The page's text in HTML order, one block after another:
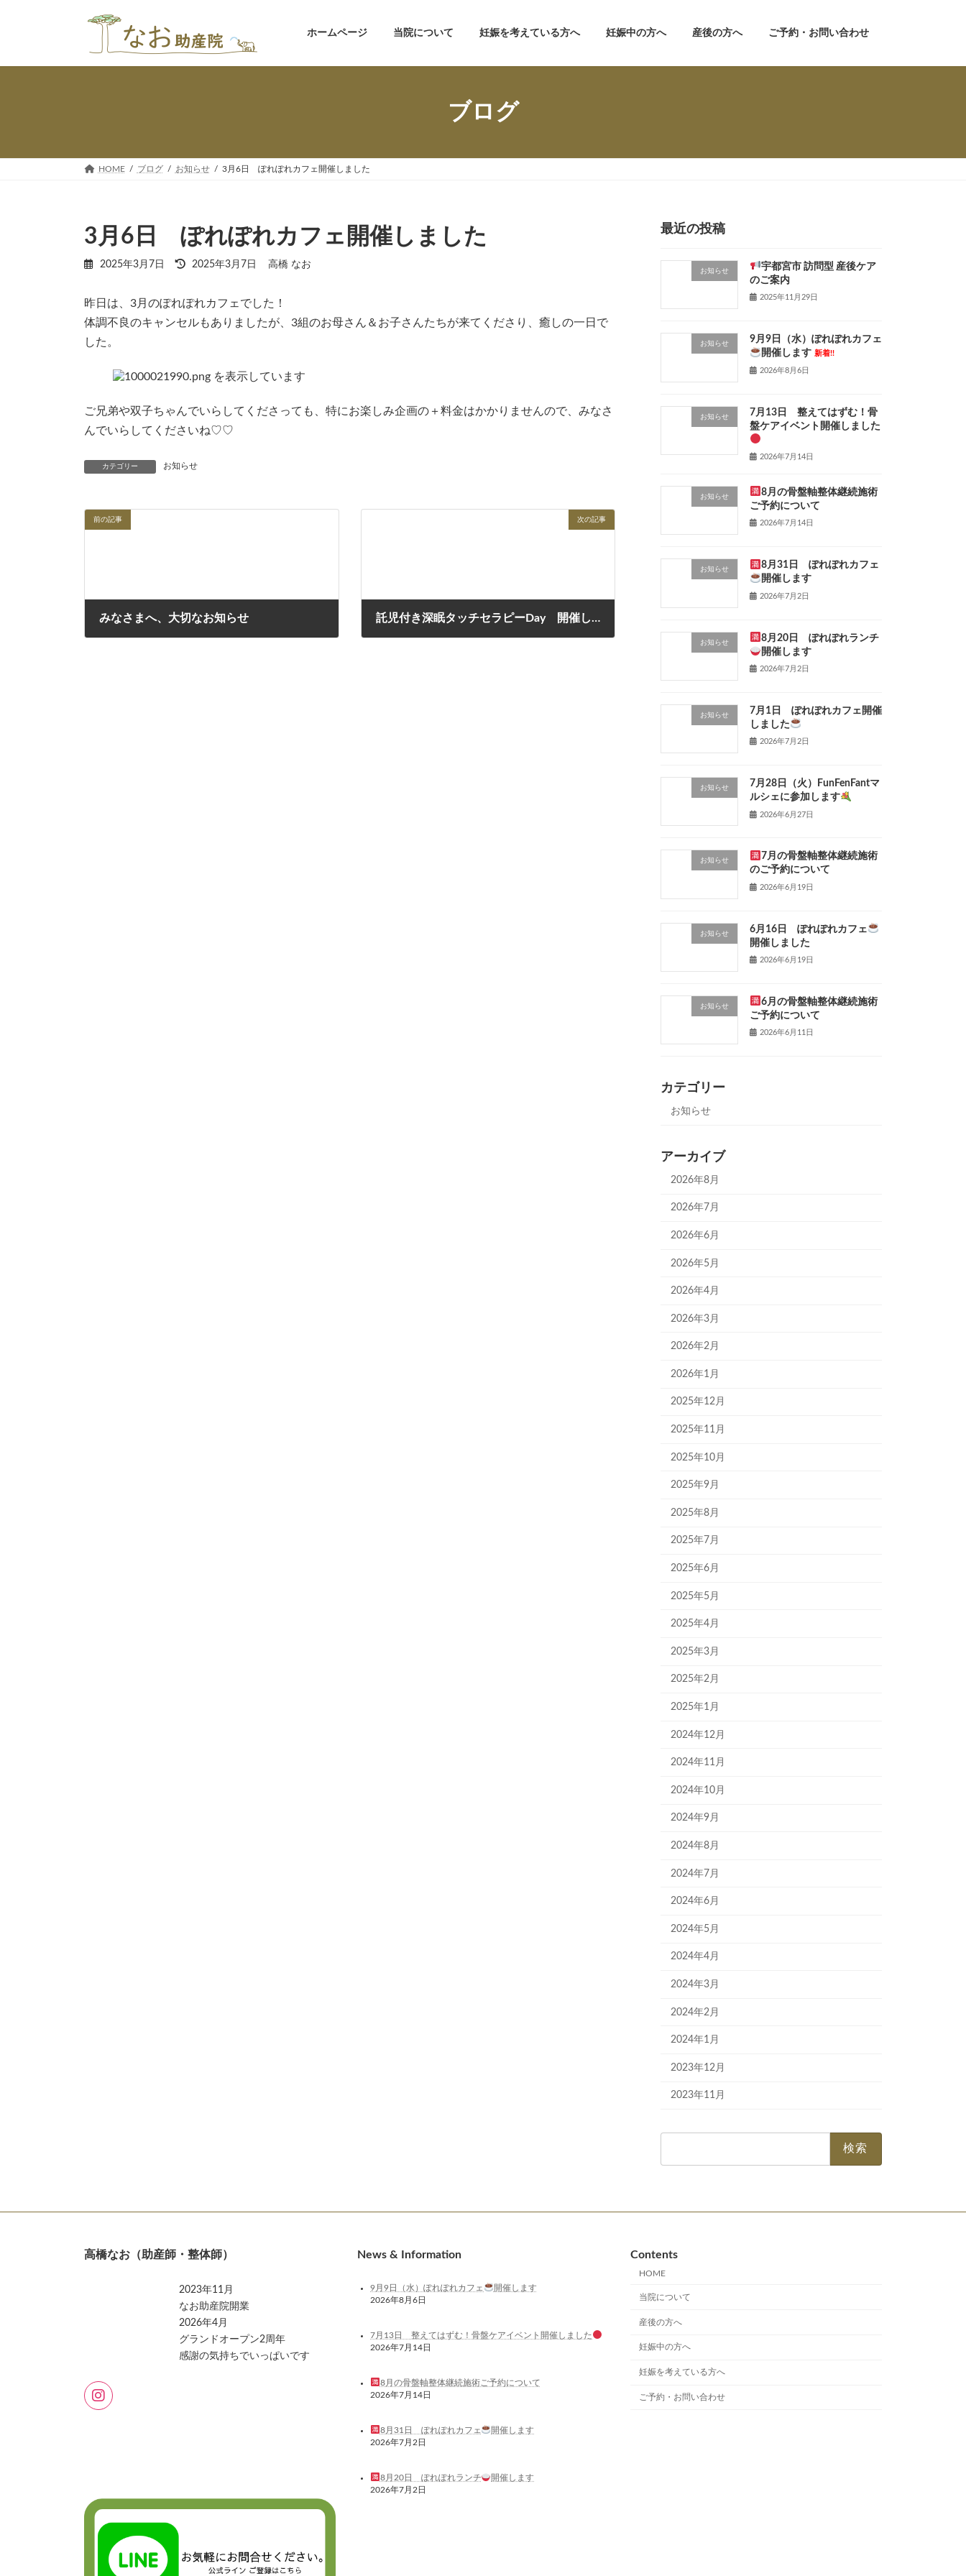
ツ
シ
ホームページ 当院について 妊娠を考えている方へ 妊娠中の方へ 産後の方へ ご予約・お問い合わせ
ブログ
HOME ブログ お知らせ 3月6日 ぽれぽれカフェ開催しました
3月6日 ぽれぽれカフェ開催しました
2025年3月7日
最
新
時
2025年3月7日 高橋 なお
昨日は、3月のぽれぽれカフェでした！
体調不良のキャンセルもありましたが、3組のお母さん＆お子さんたちが来てくださり、癒しの一日で
した。
ご兄弟や双子ちゃんでいらしてくださっても、特にお楽しみ企画の＋料金はかかりませんので、みなさ
んでいらしてくださいね♡♡
カテゴリー お知らせ
前の記事
みなさまへ、大切なお知らせ
次の記事
託児付き深眠タッチセラピーDay 開催しました
最近の投稿
お知らせ
宇都宮市 訪問型 産後ケア
のご案内
2025年11月29日
お知らせ
9月9日（水）ぽれぽれカフェ
開催します 新着!!
2026年8月6日
お知らせ
7月13日 整えてはずむ！骨
盤ケアイベント開催しました
2026年7月14日
お知らせ
8月の骨盤軸整体継続施術
ご予約について
2026年7月14日
お知らせ
8月31日 ぽれぽれカフェ
開催します
2026年7月2日
お知らせ
8月20日 ぽれぽれランチ
開催します
2026年7月2日
お知らせ
7月1日 ぽれぽれカフェ開催
しました
2026年7月2日
お知らせ
7月28日（火）FunFenFantマ
ルシェに参加します
2026年6月27日
お知らせ
7月の骨盤軸整体継続施術
のご予約について
2026年6月19日
お知らせ
6月16日 ぽれぽれカフェ
開催しました
2026年6月19日
お知らせ
6月の骨盤軸整体継続施術
ご予約について
2026年6月11日
カテゴリー
お知らせ
アーカイブ
2026年8月
2026年7月
2026年6月
2026年5月
2026年4月
2026年3月
2026年2月
2026年1月
2025年12月
2025年11月
2025年10月
2025年9月
2025年8月
2025年7月
2025年6月
2025年5月
2025年4月
2025年3月
2025年2月
2025年1月
2024年12月
2024年11月
2024年10月
2024年9月
2024年8月
2024年7月
2024年6月
2024年5月
2024年4月
2024年3月
2024年2月
2024年1月
2023年12月
2023年11月
高橋なお（助産師・整体師）
2023年11月
なお助産院開業
2026年4月
グランドオープン2周年
感謝の気持ちでいっぱいです
News & Information
9月9日（水）ぽれぽれカフェ
開催します
2026年8月6日
7月13日 整えてはずむ！骨盤ケアイベント開催しました
2026年7月14日
8月の骨盤軸整体継続施術ご予約について
2026年7月14日
8月31日 ぽれぽれカフェ
開催します
2026年7月2日
8月20日 ぽれぽれランチ
開催します
2026年7月2日
Contents
HOME
当院について
産後の方へ
妊娠中の方へ
妊娠を考えている方へ
ご予約・お問い合わせ